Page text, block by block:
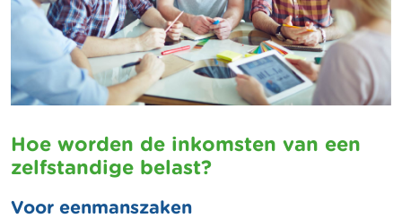
Hoe worden de inkomsten van een
zelfstandige belast?
Voor eenmanszaken